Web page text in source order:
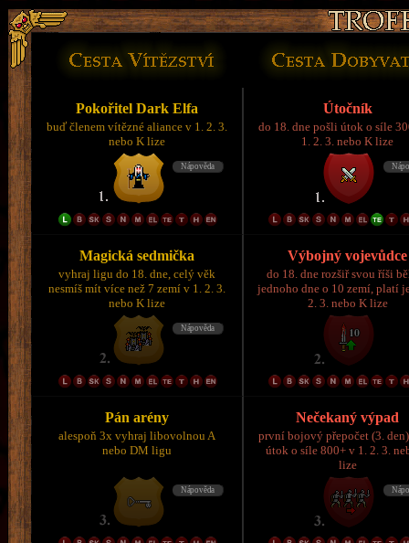
Pokořitel Dark Elfa
buď členem vítězné aliance v 1. 2. 3.
nebo K lize
Útočník
do 18. dne pošli útok o síle
1. 2. 3. nebo K lize
Magická sedmička
vyhraj ligu do 18. dne, celý věk
nesmíš mít více než 7 zemí v 1. 2. 3.
nebo K lize
Výbojný vojevůdce
do 18. dne rozšiř svou říši
jednoho dne o 10 zemí, platí
2. 3. nebo K lize
Pán arény
alespoň 3x vyhraj libovolnou A
nebo DM ligu
Nečekaný výpad
první bojový přepočet (3.
útok o síle 800+ v 1. 2. 3.
lize